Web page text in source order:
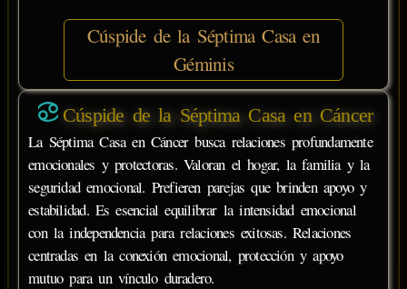
Cúspide de la Séptima Casa en
Géminis
Cúspide de la Séptima Casa en Cáncer
La Séptima Casa en Cáncer busca relaciones profundamente
emocionales y protectoras. Valoran el hogar, la familia y la
seguridad emocional. Prefieren parejas que brinden apoyo y
estabilidad. Es esencial equilibrar la intensidad emocional
con la independencia para relaciones exitosas. Relaciones
centradas en la conexión emocional, protección y apoyo
mutuo para un vínculo duradero.